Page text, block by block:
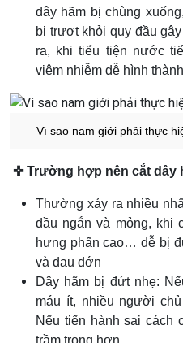
dây hãm bị chùng
bị trượt khỏi quy đầu
ra, khi tiểu tiện nước
viêm nhiễm dễ hình
Vì sao nam giới phải thực
✜ Trường hợp nên cắt dây
Thường xảy ra nhiều
đầu ngắn và mỏng, khi
hưng phấn cao… dễ bị
và đau đớn
Dây hãm bị đứt nhẹ:
máu ít, nhiều người
Nếu tiến hành sai cách
trầm trọng hơn.